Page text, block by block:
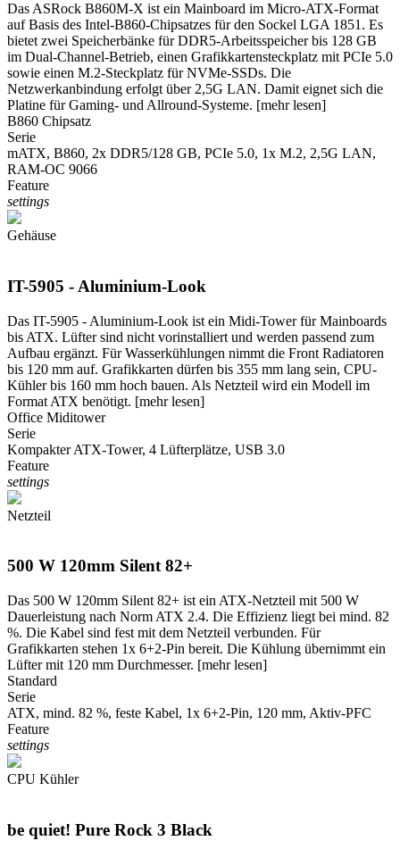
Das ASRock B860M-X ist ein Mainboard im Micro-ATX-Format
auf Basis des Intel-B860-Chipsatzes für den Sockel LGA 1851. Es
bietet zwei Speicherbänke für DDR5-Arbeitsspeicher bis 128 GB
im Dual-Channel-Betrieb, einen Grafikkartensteckplatz mit PCIe 5.0
sowie einen M.2-Steckplatz für NVMe-SSDs. Die
Netzwerkanbindung erfolgt über 2,5G LAN. Damit eignet sich die
Platine für Gaming- und Allround-Systeme. [mehr lesen]
B860 Chipsatz
Serie
mATX, B860, 2x DDR5/128 GB, PCIe 5.0, 1x M.2, 2,5G LAN,
RAM-OC 9066
Feature
settings
Gehäuse
IT-5905 - Aluminium-Look
Das IT-5905 - Aluminium-Look ist ein Midi-Tower für Mainboards
bis ATX. Lüfter sind nicht vorinstalliert und werden passend zum
Aufbau ergänzt. Für Wasserkühlungen nimmt die Front Radiatoren
bis 120 mm auf. Grafikkarten dürfen bis 355 mm lang sein, CPU-
Kühler bis 160 mm hoch bauen. Als Netzteil wird ein Modell im
Format ATX benötigt. [mehr lesen]
Office Miditower
Serie
Kompakter ATX-Tower, 4 Lüfterplätze, USB 3.0
Feature
settings
Netzteil
500 W 120mm Silent 82+
Das 500 W 120mm Silent 82+ ist ein ATX-Netzteil mit 500 W
Dauerleistung nach Norm ATX 2.4. Die Effizienz liegt bei mind. 82
%. Die Kabel sind fest mit dem Netzteil verbunden. Für
Grafikkarten stehen 1x 6+2-Pin bereit. Die Kühlung übernimmt ein
Lüfter mit 120 mm Durchmesser. [mehr lesen]
Standard
Serie
ATX, mind. 82 %, feste Kabel, 1x 6+2-Pin, 120 mm, Aktiv-PFC
Feature
settings
CPU Kühler
be quiet! Pure Rock 3 Black